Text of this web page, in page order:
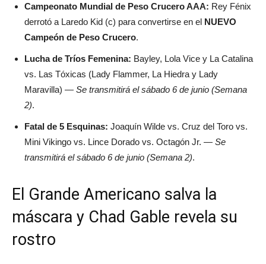
Campeonato Mundial de Peso Crucero AAA: Rey Fénix
derrotó a Laredo Kid (c) para convertirse en el NUEVO
Campeón de Peso Crucero.
Lucha de Tríos Femenina: Bayley, Lola Vice y La Catalina
vs. Las Tóxicas (Lady Flammer, La Hiedra y Lady
Maravilla) — Se transmitirá el sábado 6 de junio (Semana
2).
Fatal de 5 Esquinas: Joaquín Wilde vs. Cruz del Toro vs.
Mini Vikingo vs. Lince Dorado vs. Octagón Jr. — Se
transmitirá el sábado 6 de junio (Semana 2).
El Grande Americano salva la
máscara y Chad Gable revela su
rostro